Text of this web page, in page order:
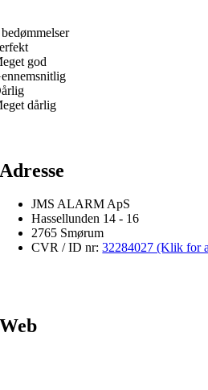
god
dårlig
Adresse
JMS ALARM ApS
Hassellunden 14 - 16
2765 Smørum
CVR / ID nr:32284027 (Klik for
Web